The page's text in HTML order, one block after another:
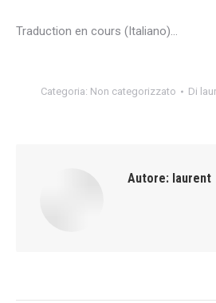
Traduction en cours (Italiano)…
Categoria: Non categorizzato Di
Autore: laurent